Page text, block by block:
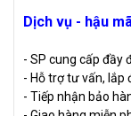
Dịch vụ - hậu
- SP cung cấp đầy
- Hỗ trợ tư vấn, lắp
- Tiếp nhận bảo